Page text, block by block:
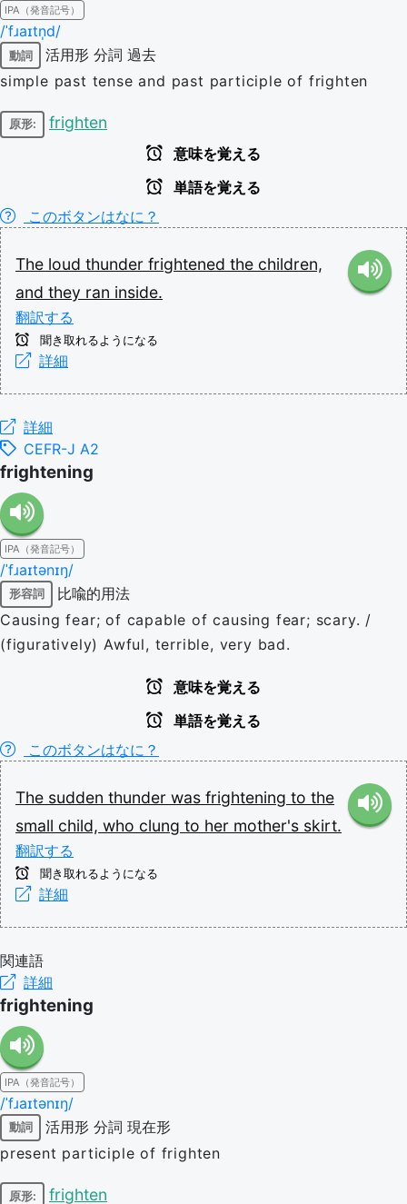
IPA（発音記号）
/ˈfɹaɪtn̩d/
動詞 活用形 分詞 過去
simple past tense and past participle of frighten
原形: frighten
意味を覚える
単語を覚える
このボタンはなに？
The loud thunder frightened the children,
and they ran inside.
翻訳する
聞き取れるようになる
詳細
詳細
CEFR-J A2
frightening
IPA（発音記号）
/ˈfɹaɪtənɪŋ/
形容詞
比喩的用法
Causing fear; of capable of causing fear; scary. /
(figuratively) Awful, terrible, very bad.
意味を覚える
単語を覚える
このボタンはなに？
The sudden thunder was frightening to the
small child, who clung to her mother's skirt.
翻訳する
聞き取れるようになる
詳細
関連語
詳細
frightening
IPA（発音記号）
/ˈfɹaɪtənɪŋ/
動詞 活用形 分詞 現在形
present participle of frighten
原形: frighten